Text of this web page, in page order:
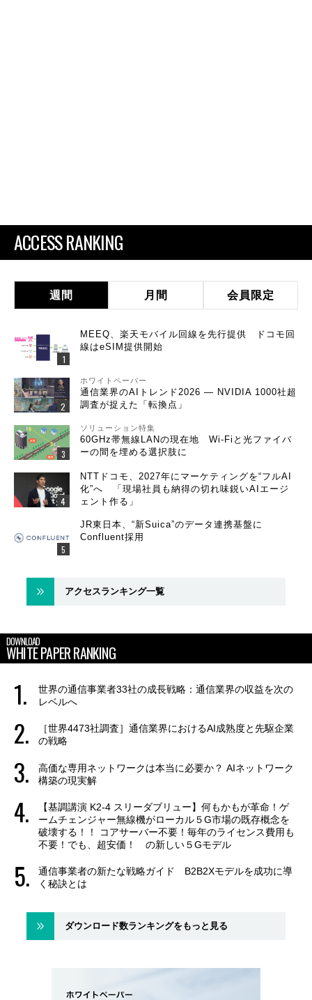
ACCESS RANKING
週間 月間 会員限定
MEEQ、楽天モバイル回線を先行提供 ドコモ回
線はeSIM提供開始
ホワイトペーパー
通信業界のAIトレンド2026 ― NVIDIA 1000社超
調査が捉えた「転換点」
ソリューション特集
60GHz帯無線LANの現在地 Wi-Fiと光ファイバ
ーの間を埋める選択肢に
NTTドコモ、2027年にマーケティングを“フルAI
化”へ 「現場社員も納得の切れ味鋭いAIエージ
ェント作る」
JR東日本、“新Suica”のデータ連携基盤に
Confluent採用
アクセスランキング一覧
DOWNLOAD
WHITE PAPER RANKING
世界の通信事業者33社の成長戦略：通信業界の収益を次の
レベルへ
［世界4473社調査］通信業界におけるAI成熟度と先駆企業
の戦略
高価な専用ネットワークは本当に必要か？ AIネットワーク
構築の現実解
【基調講演 K2-4 スリーダブリュー】何もかもが革命！ゲ
ームチェンジャー無線機がローカル５G市場の既存概念を
破壊する！！ コアサーバー不要！毎年のライセンス費用も
不要！でも、超安価！ の新しい５Gモデル
通信事業者の新たな戦略ガイド B2B2Xモデルを成功に導
く秘訣とは
ダウンロード数ランキングをもっと見る